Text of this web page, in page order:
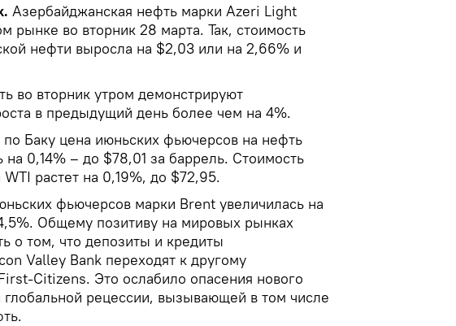
Азербайджанская нефть марки Azeri Light
рынке во вторник 28 марта. Так, стоимость
нефти выросла на $2,03 или на 2,66% и
во вторник утром демонстрируют
в предыдущий день более чем на 4%.
Баку цена июньских фьючерсов на нефть
0,14% – до $78,01 за баррель. Стоимость
растет на 0,19%, до $72,95.
фьючерсов марки Brent увеличилась на
Общему позитиву на мировых рынках
о том, что депозиты и кредиты
Valley Bank переходят к другому
Citizens. Это ослабило опасения нового
глобальной рецессии, вызывающей в том числе